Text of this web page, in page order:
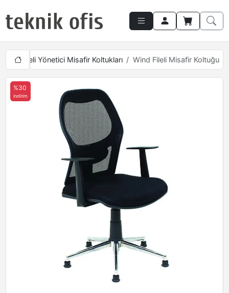
Fileli Yönetici Misafir Koltukları Wind Fileli Misafir Koltuğu
%30
indirim